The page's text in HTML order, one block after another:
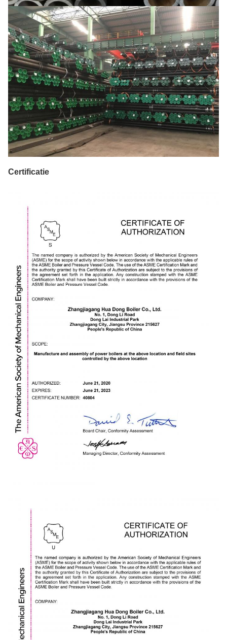
6. EFW
7. LASW
Gebeëindigd
gezicht
1. Opgepoetst handboek
2. opgepoetst mechanisch
3. zwarte verf op het gezicht
4. antiroestolie en kappen op beide
einden
3. vloeibare pijp
4. lijnpijp
5. boorpijp
7. ander gebruik wij volgens
veroorzaken
verpakking 1. Pp
3. Bundel
4. dekt beide einden af
Certificatie